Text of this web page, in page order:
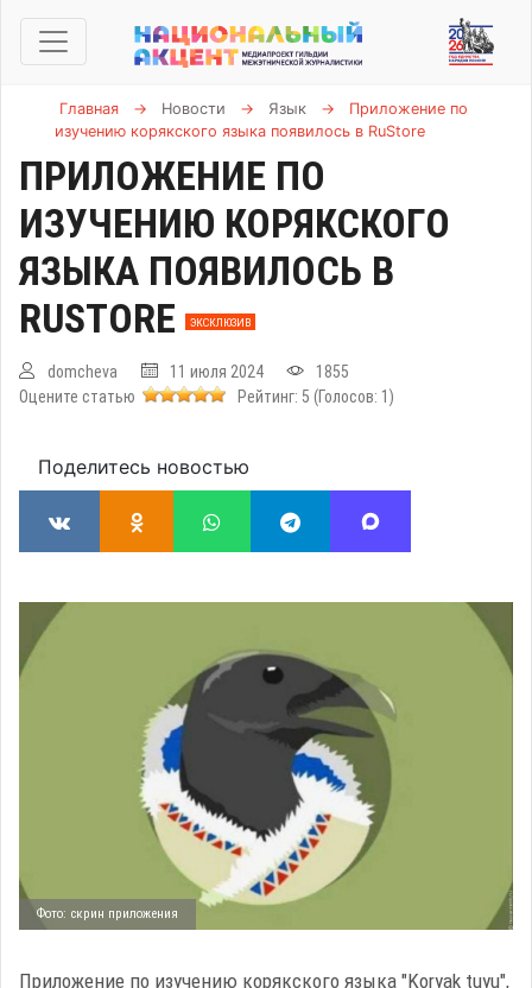
Главная → Новости → Язык →
Приложение по
изучению корякского языка появилось в RuStore
ПРИЛОЖЕНИЕ ПО
ИЗУЧЕНИЮ КОРЯКСКОГО
ЯЗЫКА ПОЯВИЛОСЬ В
RUSTORE
ЭКСКЛЮЗИВ
domcheva 11 июля 2024
1855
Оцените статью
Рейтинг: 5 (Голосов: 1 )
Поделитесь новостью
Фото: скрин приложения
Приложение по изучению корякского языка "Koryak tuyu",